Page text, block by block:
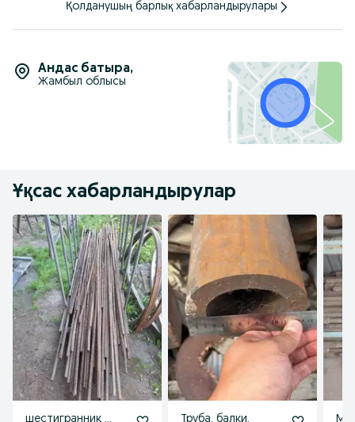
Қолданушың барлық хабарландырулары
Андас батыра,
Жамбыл облысы
Ұқсас хабарландырулар
шестигранник ... Труба, балки,